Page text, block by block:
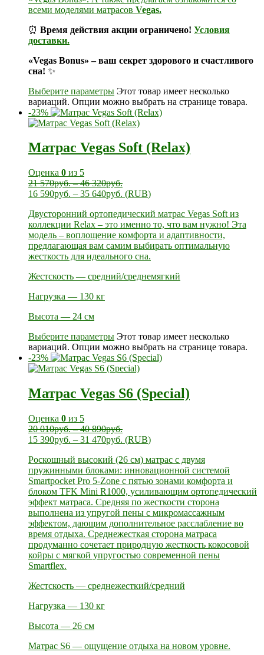
всеми моделями матрасов Vegas.
⏰ Время действия акции ограничено! Условия
доставки.
«Vegas Bonus» – ваш секрет здорового и счастливого
сна! ✨
Выберите параметры Этот товар имеет несколько
вариаций. Опции можно выбрать на странице товара.
-23%
Матрас Vegas Soft (Relax)
Оценка 0 из 5
21 570руб.–46 320руб.
16 590руб. – 35 640руб. (RUB)
Двусторонний ортопедический матрас Vegas Soft из
коллекции Relax – это именно то, что вам нужно! Эта
модель – воплощение комфорта и адаптивности,
предлагающая вам самим выбирать оптимальную
жесткость для идеального сна.
Жестскость — средний/среднемягкий
Нагрузка — 130 кг
Высота — 24 см
Выберите параметры Этот товар имеет несколько
вариаций. Опции можно выбрать на странице товара.
-23%
Матрас Vegas S6 (Special)
Оценка 0 из 5
20 010руб.–40 890руб.
15 390руб. – 31 470руб. (RUB)
Роскошный высокий (26 см) матрас с двумя
пружинными блоками: инновационной системой
Smartpocket Pro 5-Zone с пятью зонами комфорта и
блоком TFK Mini R1000, усиливающим ортопедический
эффект матраса. Средняя по жесткости сторона
выполнена из упругой пены с микромассажным
эффектом, дающим дополнительное расслабление во
время отдыха. Среднежесткая сторона матраса
продуманно сочетает природную жесткость кокосовой
койры с мягкой упругостью современной пены
Smartflex.
Жестскость — среднежесткий/средний
Нагрузка — 130 кг
Высота — 26 см
Матрас S6 — ощущение отдыха на новом уровне.